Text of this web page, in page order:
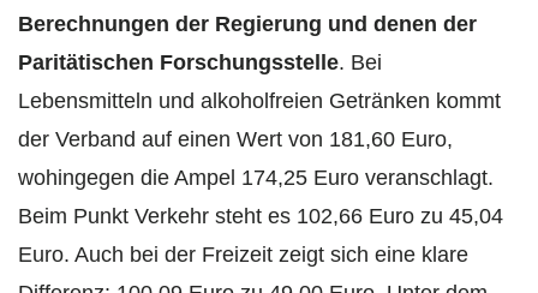
Berechnungen der Regierung und denen der
Paritätischen Forschungsstelle. Bei
Lebensmitteln und alkoholfreien Getränken kommt
der Verband auf einen Wert von 181,60 Euro,
wohingegen die Ampel 174,25 Euro veranschlagt.
Beim Punkt Verkehr steht es 102,66 Euro zu 45,04
Euro. Auch bei der Freizeit zeigt sich eine klare